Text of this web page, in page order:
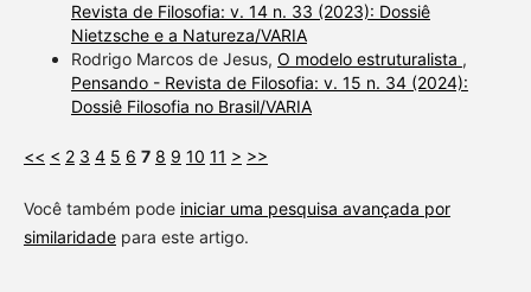
Revista de Filosofia: v. 14 n. 33 (2023): Dossiê
Nietzsche e a Natureza/VARIA
Rodrigo Marcos de Jesus, O modelo estruturalista ,
Pensando - Revista de Filosofia: v. 15 n. 34 (2024):
Dossiê Filosofia no Brasil/VARIA
<< < 2 3 4 5 6 7 8 9 10 11 > >>
Você também pode iniciar uma pesquisa avançada por
similaridadepara este artigo.